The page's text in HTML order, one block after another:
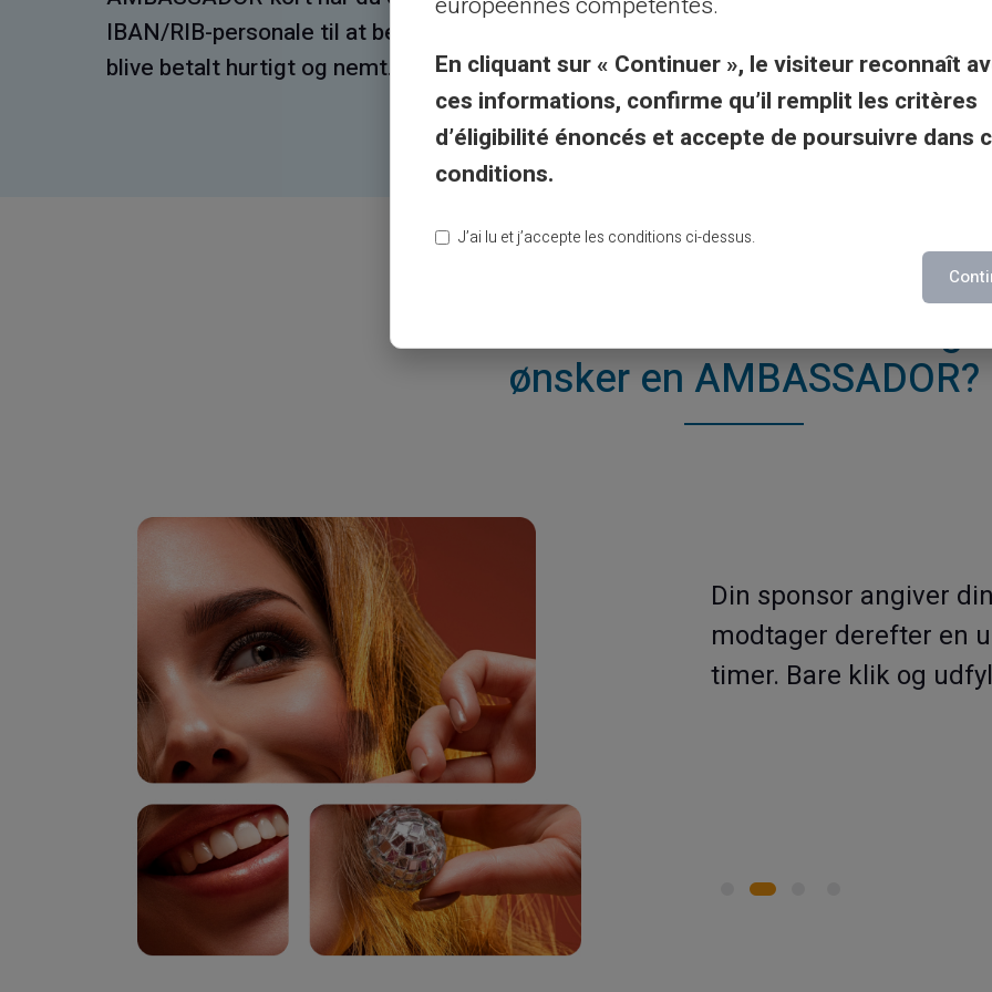
privat klub forbeholdt 5-stjernede
kunder.
Ikke en Veritas kunde og
ønsker en AMBASSADOR?
sponsor angiver din e-mail i sit kundeområde, du
derefter en unik invitation e-mail gyldig i 72
Bare klik og udfyld ordreformularen.
Opmærksomhed, ved
medlemskontingent
AMBASSADOR-
En cliquant sur « Continuer », le visiteur reconnaît
ces informations, confirme qu’il remplit les critères
d’éligibilité énoncés et accepte de poursuivre dans
conditions.
J’ai lu et j’accepte les conditions ci-dessus.